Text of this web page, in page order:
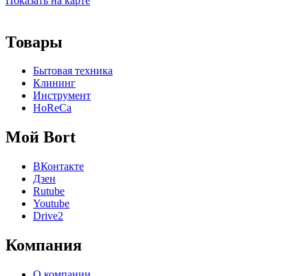
Товары
Бытовая техника
Клининг
Инструмент
HoReCa
Мой Bort
ВКонтакте
Дзен
Rutube
Youtube
Drive2
Компания